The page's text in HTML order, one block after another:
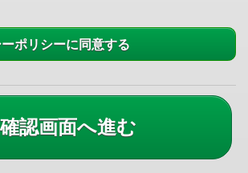
ポリシーに同意する
確認画面へ進む